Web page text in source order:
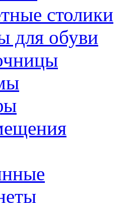
столики
для обуви